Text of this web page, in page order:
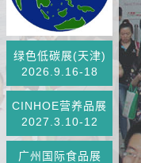
绿色低碳展(天津)
2026.9.16-18
CINHOE营养品展
2027.3.10-12
广州国际食品展